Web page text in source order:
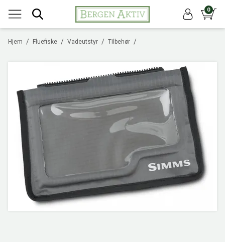
0
/
Hjem /
Fluefiske /
Vadeutstyr /
Tilbehør